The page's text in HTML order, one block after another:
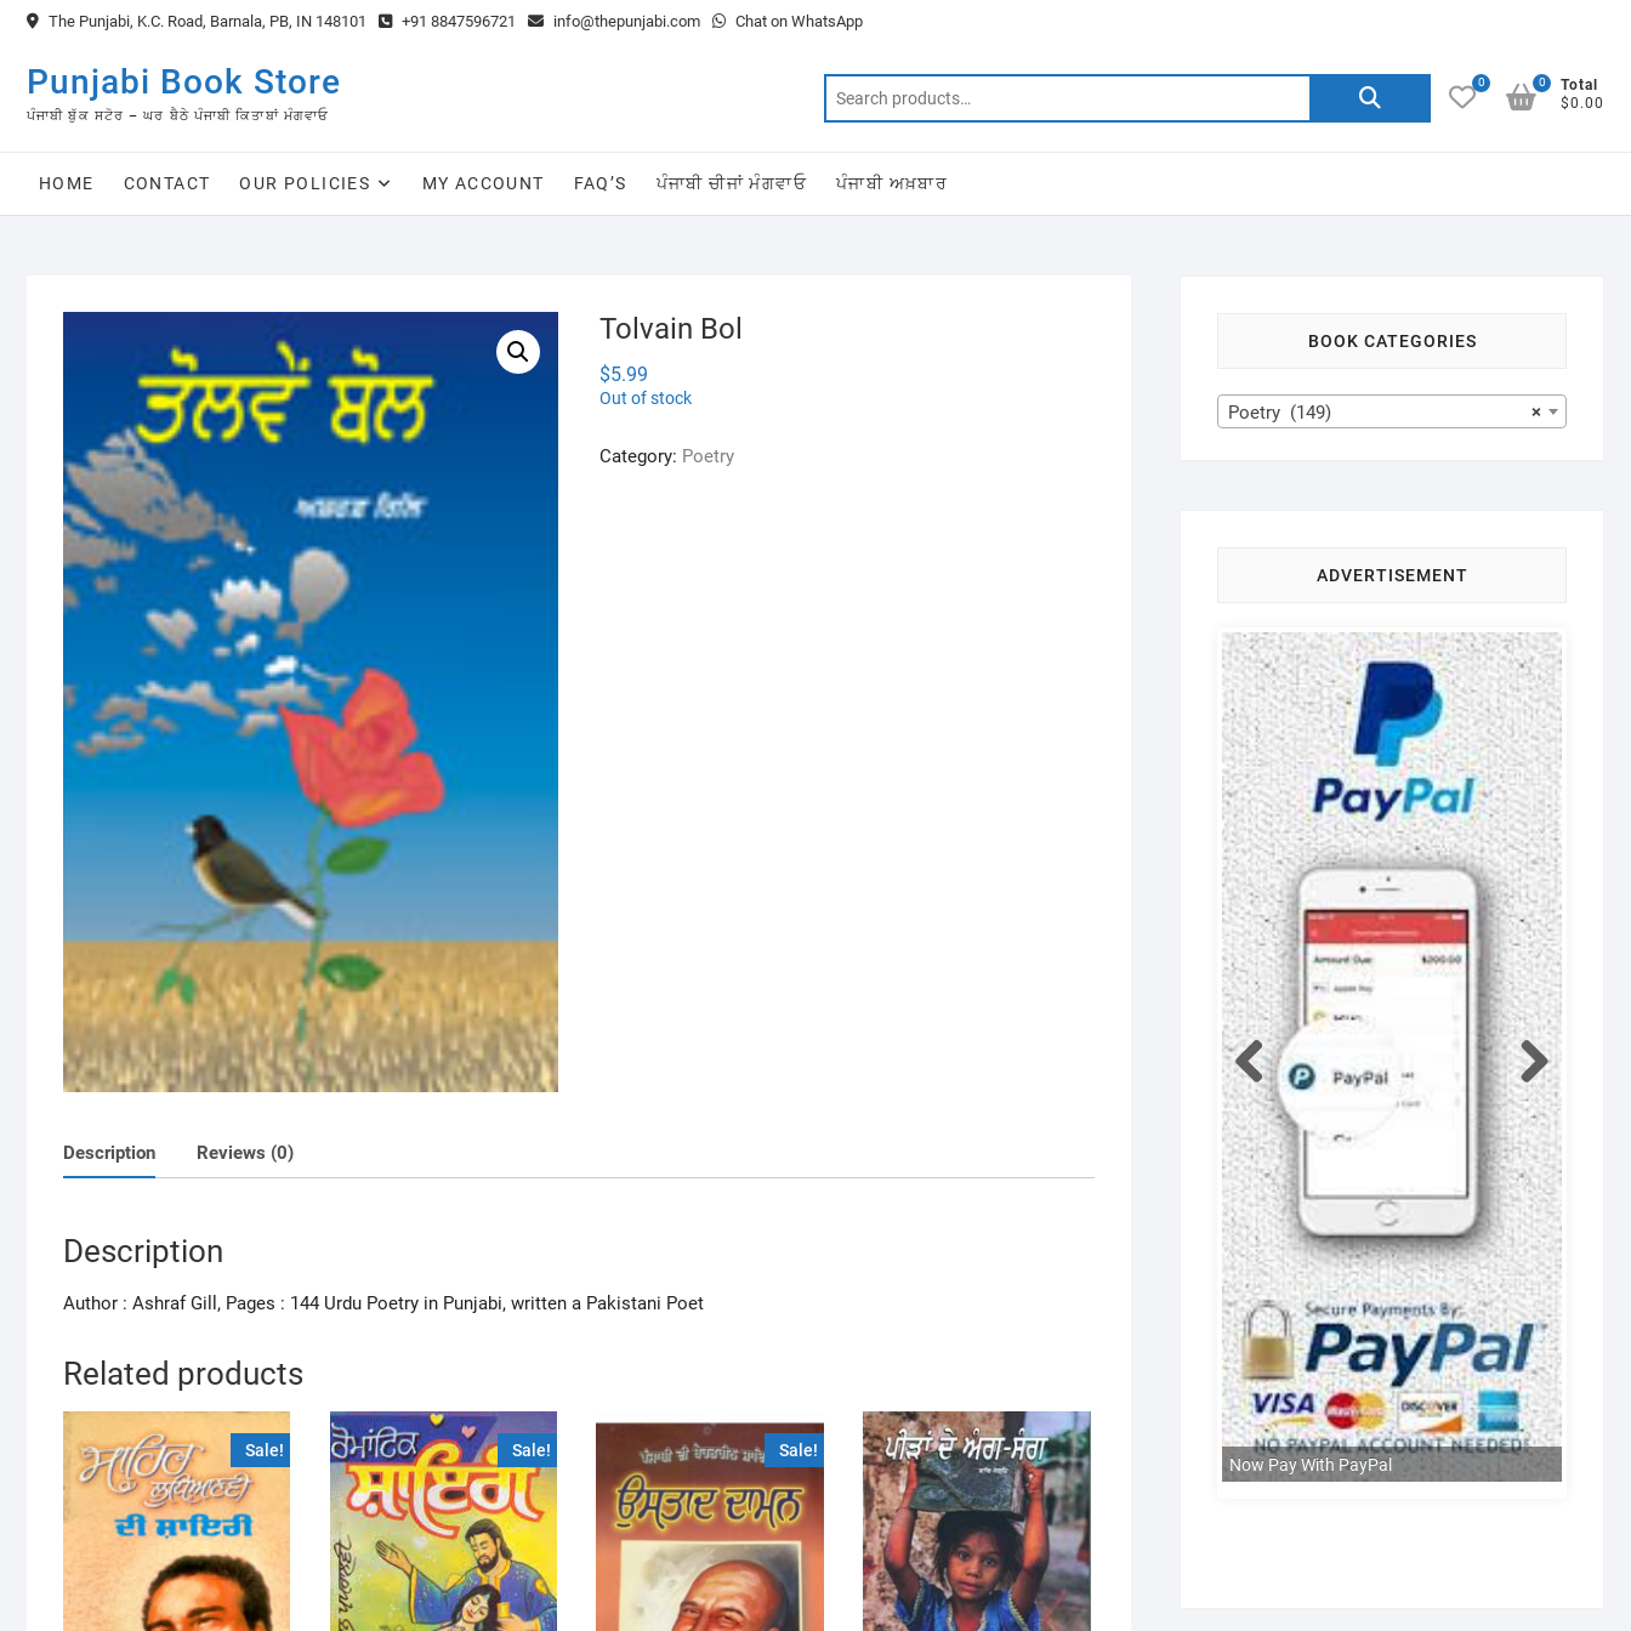
Skip
content
The Punjabi, K.C. Road, Barnala, PB, IN 148101 +91 8847596721 info@thepunjabi.com Chat on WhatsApp
Punjabi Book Store
ਪੰਜਾਬੀ ਬੁੱਕ ਸਟੋਰ – ਘਰ ਬੈਠੇ ਪੰਜਾਬੀ ਕਿਤਾਬਾਂ ਮੰਗਵਾਓ
Search
0
Total
$0.00
0
HOME CONTACT OUR POLICIES MY ACCOUNT FAQ’S ਪੰਜਾਬੀ ਚੀਜਾਂ ਮੰਗਵਾਓ ਪੰਜਾਬੀ ਅਖ਼ਬਾਰ
Tolvain Bol
$5.99
Out of stock
Category: Poetry
Description Reviews (0)
Description
Author : Ashraf Gill, Pages : 144 Urdu Poetry in Punjabi, written a Pakistani Poet
Related products
Sale! Sale! Sale!
BOOK CATEGORIES
×
Poetry (149)
ADVERTISEMENT
Now Pay With PayPal